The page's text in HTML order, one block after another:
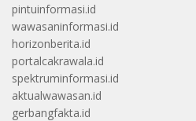
pintuinformasi.id
wawasaninformasi.id
horizonberita.id
portalcakrawala.id
spektruminformasi.id
aktualwawasan.id
gerbangfakta.id